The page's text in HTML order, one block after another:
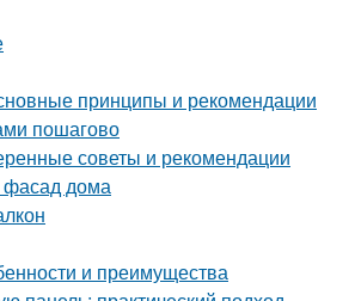
принципы и рекомендации
пошагово
советы и рекомендации
фасад дома
и преимущества